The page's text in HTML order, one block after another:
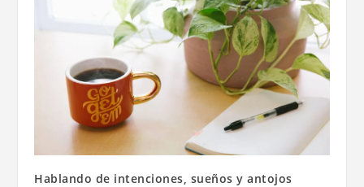
Hablando de intenciones, sueños y antojos